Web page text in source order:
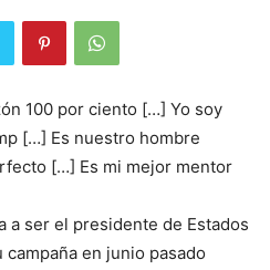
100 por ciento […] Yo soy
[…] Es nuestro hombre
[…] Es mi mejor mentor
a ser el presidente de Estados
en junio pasado